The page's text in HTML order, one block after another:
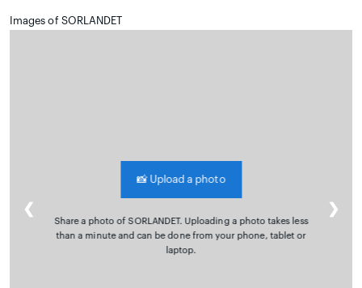
Images of SORLANDET
📸Upload a photo
Share a photo of SORLANDET. Uploading a photo takes less
than a minute and can be done from your phone, tablet or
laptop.
❮ ❯